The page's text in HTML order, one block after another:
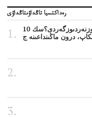
رەداكتسيا تاڭداۋىتاڭداۋى
10 كۇندە نە وزنەردىوزگەردى؟سك